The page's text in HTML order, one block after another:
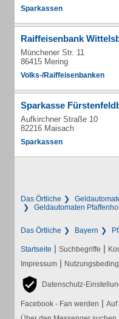
Sparkassen
Raiffeisenbank
Münchener Str. 11
86415 Mering
Volks-/Raiffeisenbanken
Sparkasse
Aufkirchner Straße 10
82216 Maisach
Sparkassen
Das Örtliche
Geldautomaten
Das Örtliche Bayern
Startseite | Suchbegriffe |
Impressum |
Datenschutz-
Facebook - Fan werden | Auf